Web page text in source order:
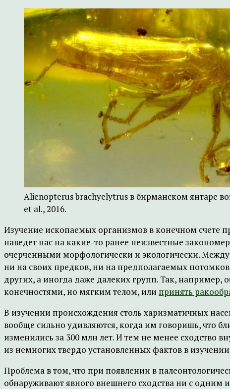
Alienopterus brachyelytrus в бирманском янтаре
et al., 2016.
Изучение ископаемых организмов в конечном счете
наведет нас на какие-то ранее неизвестные
очерченными морфологически и экологически.
ни на своих предков, ни на предполагаемых
других, а иногда даже далеких групп. Так,
конечностями, но мягким телом, или принять
В изучении происхождения столь харизматичных
вообще сильно удивляются, когда им говоришь, что
изменились за 300 млн лет. И тем не менее сходство
из немногих твердо установленных фактов в
Проблема в том, что при появлении в
обнаруживают явного внешнего сходства ни с одним